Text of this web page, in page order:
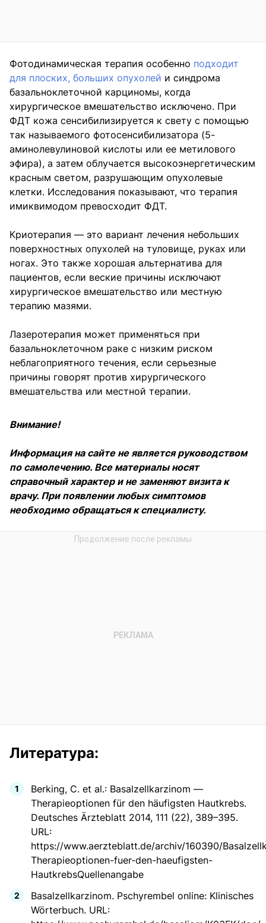
Фотодинамическая терапия особенно подходит
для плоских, больших опухолей и синдрома
базальноклеточной карциномы, когда
хирургическое вмешательство исключено. При
ФДТ кожа сенсибилизируется к свету с помощью
так называемого фотосенсибилизатора (5-
аминолевулиновой кислоты или ее метилового
эфира), а затем облучается высокоэнергетическим
красным светом, разрушающим опухолевые
клетки. Исследования показывают, что терапия
имиквимодом превосходит ФДТ.
Криотерапия — это вариант лечения небольших
поверхностных опухолей на туловище, руках или
ногах. Это также хорошая альтернатива для
пациентов, если веские причины исключают
хирургическое вмешательство или местную
терапию мазями.
Лазеротерапия может применяться при
базальноклеточном раке с низким риском
неблагоприятного течения, если серьезные
причины говорят против хирургического
вмешательства или местной терапии.
Внимание!
Информация на сайте не является руководством
по самолечению. Все материалы носят
справочный характер и не заменяют визита к
врачу. При появлении любых симптомов
необходимо обращаться к специалисту.
Литература:
Berking, C. et al.: Basalzellkarzinom —
Therapieoptionen für den häufigsten Hautkrebs.
Deutsches Ärzteblatt 2014, 111 (22), 389–395.
URL:
https://www.aerzteblatt.de/archiv/160390/
Therapieoptionen-fuer-den-haeufigsten-
HautkrebsQuellenangabe
Basalzellkarzinom. Pschyrembel online: Klinisches
Wörterbuch. URL: